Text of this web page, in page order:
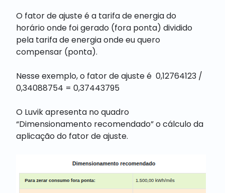
O fator de ajuste é a tarifa de energia do
horário onde foi gerado (fora ponta) dividido
pela tarifa de energia onde eu quero
compensar (ponta).
Nesse exemplo, o fator de ajuste é 0,12764123 /
0,34088754 = 0,37443795
O Luvik apresenta no quadro
“Dimensionamento recomendado” o cálculo da
aplicação do fator de ajuste.